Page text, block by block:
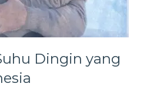
Dingin yang